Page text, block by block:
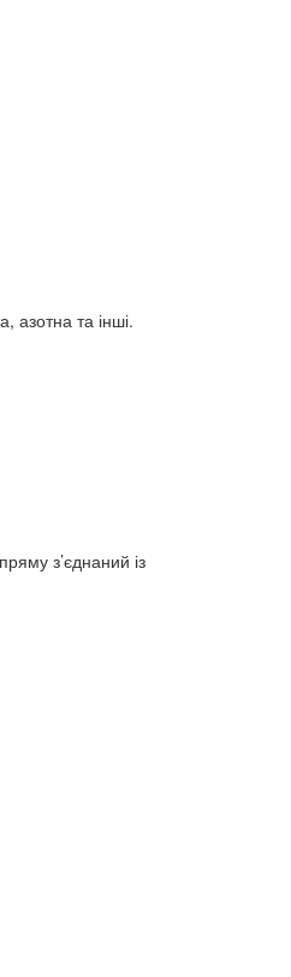
азотна та інші.
з’єднаний із